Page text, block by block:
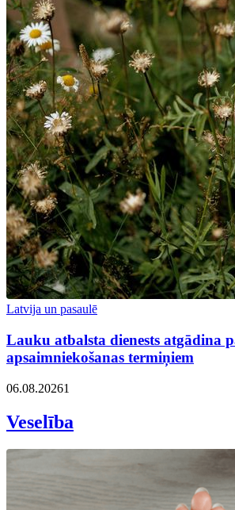
Latvija un pasaulē
Lauku atbalsta dienests atgādina
apsaimniekošanas termiņiem
06.08.20261
Veselība